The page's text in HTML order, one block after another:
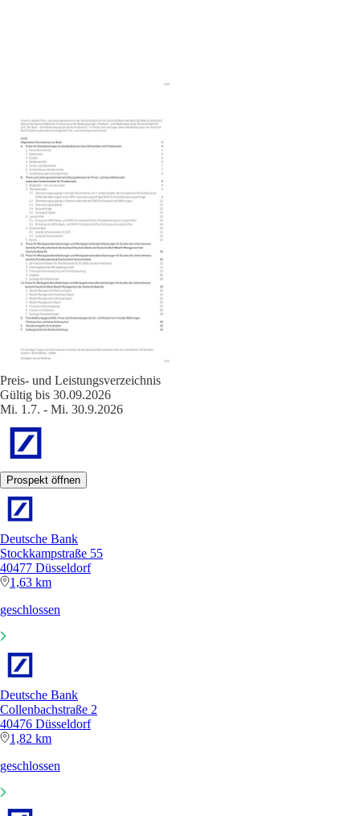
Preis- und Leistungsverzeichnis
Gültig bis 30.09.2026
Mi. 1.7. - Mi. 30.9.2026
Prospekt öffnen
Deutsche Bank
Stockkampstraße 55
40477 Düsseldorf
1,63 km
geschlossen
Deutsche Bank
Collenbachstraße 2
40476 Düsseldorf
1,82 km
geschlossen